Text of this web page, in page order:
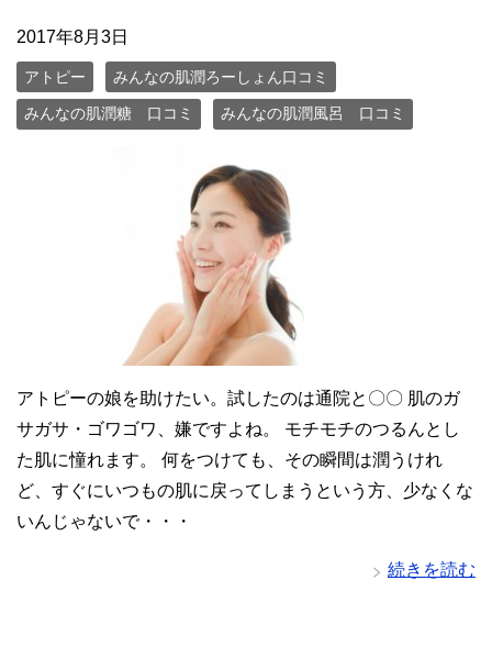
2017年8月3日
アトピー みんなの肌潤ろーしょん口コミ
みんなの肌潤糖 口コミ みんなの肌潤風呂 口コミ
アトピーの娘を助けたい。試したのは通院と〇〇 肌のガ
サガサ・ゴワゴワ、嫌ですよね。 モチモチのつるんとし
た肌に憧れます。 何をつけても、その瞬間は潤うけれ
ど、すぐにいつもの肌に戻ってしまうという方、少なくな
いんじゃないで・・・
続きを読む